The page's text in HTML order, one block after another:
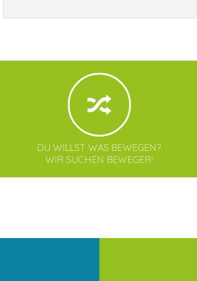
DU WILLST WAS BEWEGEN?
WIR SUCHEN BEWEGER!